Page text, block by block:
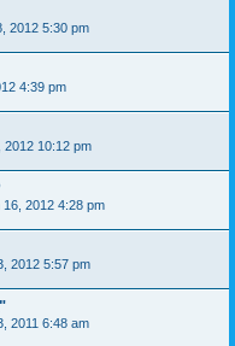
2012 5:30 pm
4:39 pm
2012 10:12 pm
16, 2012 4:28 pm
2012 5:57 pm
2011 6:48 am